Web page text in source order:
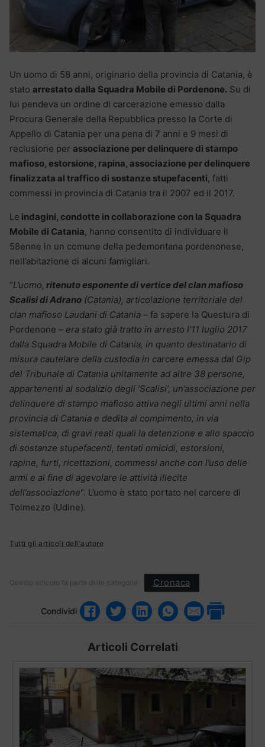
Un uomo di 58 anni, originario della provincia di Catania, è
stato arrestato dalla Squadra Mobile di Pordenone. Su di
lui pendeva un ordine di carcerazione emesso dalla
Procura Generale della Repubblica presso la Corte di
Appello di Catania per una pena di 7 anni e 9 mesi di
reclusione per associazione per delinquere di stampo
mafioso, estorsione, rapina, associazione per delinquere
finalizzata al traffico di sostanze stupefacenti, fatti
commessi in provincia di Catania tra il 2007 ed il 2017.
Le indagini, condotte in collaborazione con la Squadra
Mobile di Catania, hanno consentito di individuare il
58enne in un comune della pedemontana pordenonese,
nell’abitazione di alcuni famigliari.
“L’uomo, ritenuto esponente di vertice del clan mafioso
Scalisi di Adrano (Catania), articolazione territoriale del
clan mafioso Laudani di Catania – fa sapere la Questura di
Pordenone – era stato già tratto in arresto l’11 luglio 2017
dalla Squadra Mobile di Catania, in quanto destinatario di
misura cautelare della custodia in carcere emessa dal Gip
del Tribunale di Catania unitamente ad altre 38 persone,
appartenenti al sodalizio degli ‘Scalisi’, un’associazione per
delinquere di stampo mafioso attiva negli ultimi anni nella
provincia di Catania e dedita al compimento, in via
sistematica, di gravi reati quali la detenzione e allo spaccio
di sostanze stupefacenti, tentati omicidi, estorsioni,
rapine, furti, ricettazioni, commessi anche con l’uso delle
armi e al fine di agevolare le attività illecite
dell’associazione“. L’uomo è stato portato nel carcere di
Tolmezzo (Udine).
Tutti gli articoli dell'autore
Questo articolo fa parte delle categorie: Cronaca
Condividi
Articoli Correlati